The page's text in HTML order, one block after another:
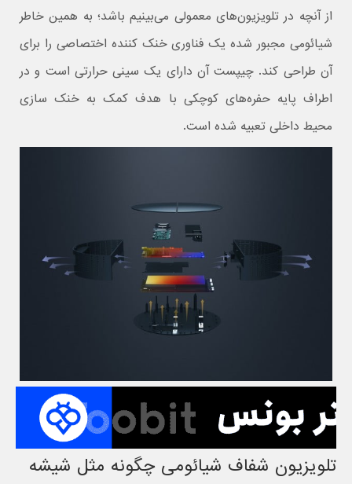
از آنچه در تلویزیون‌های معمولی می‌بینیم باشد؛ به همین خاطر
شیائومی مجبور شده یک فناوری خنک کننده اختصاصی را برای
آن طراحی کند. چیپست آن دارای یک سینی حرارتی است و در
اطراف پایه حفره‌های کوچکی با هدف کمک به خنک سازی
محیط داخلی تعبیه شده است.
تلویزیون شفاف شیائومی چگونه مثل شیشه